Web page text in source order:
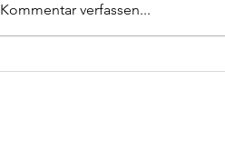
Indien hautnah erleben
Kommentar verfassen...